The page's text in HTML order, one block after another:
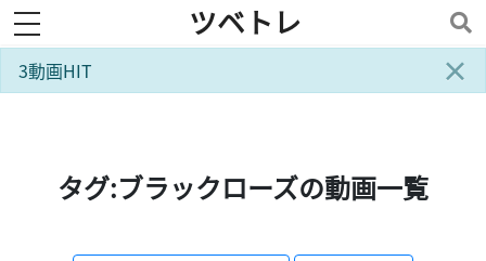
toggle navigation ツベトレ
×
3動画HIT
タグ:ブラックローズの動画一覧